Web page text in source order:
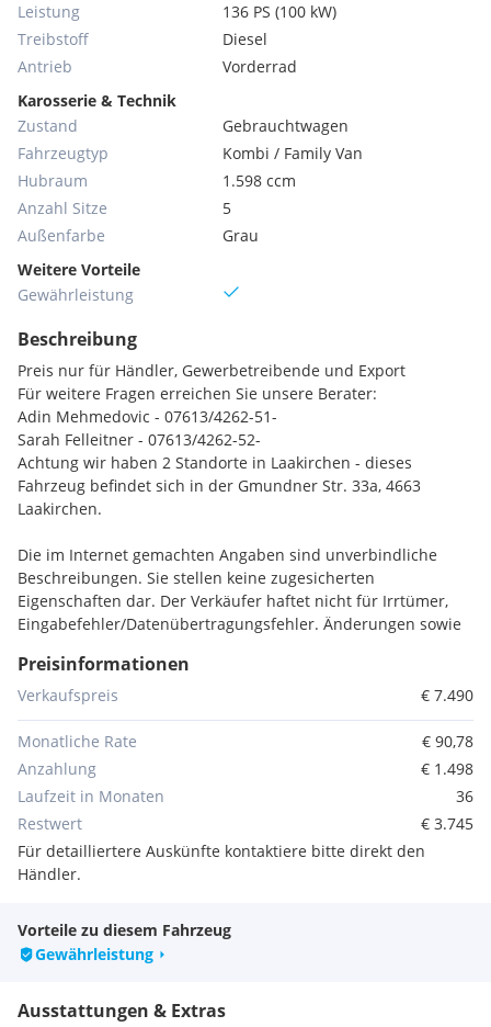
Leistung
136 PS (100 kW)
Treibstoff
Diesel
Antrieb
Vorderrad
Karosserie & Technik
Zustand
Gebrauchtwagen
Fahrzeugtyp
Kombi / Family Van
Hubraum
1.598 ccm
Anzahl Sitze
5
Außenfarbe
Grau
Weitere Vorteile
Gewährleistung
Beschreibung
Preis nur für Händler, Gewerbetreibende und Export
Für weitere Fragen erreichen Sie unsere Berater:
Adin Mehmedovic - 07613/4262-51-
Sarah Felleitner - 07613/4262-52-
Achtung wir haben 2 Standorte in Laakirchen - dieses
Fahrzeug befindet sich in der Gmundner Str. 33a, 4663
Laakirchen.
Die im Internet gemachten Angaben sind unverbindliche
Beschreibungen. Sie stellen keine zugesicherten
Eigenschaften dar. Der Verkäufer haftet nicht für Irrtümer,
Eingabefehler/Datenübertragungsfehler. Änderungen sowie
Extras:
Multifunktionslenkrad
Bluetooth
Tempomat
Leichtmetallfelgen
Traktionskontrolle
Diesel-Partikel-Filter
Klimaautomatik
Antischlupfregelung
Bordcomputer
Lichtsensor
Freisprecheinrichtung
Preisinformationen
Verkaufspreis € 7.490
Monatliche Rate
€ 90,78
Anzahlung
€ 1.498
Laufzeit in Monaten
36
Restwert
€ 3.745
Für detailliertere Auskünfte kontaktiere bitte direkt den
Händler.
Vorteile zu diesem Fahrzeug
Gewährleistung
Ausstattungen & Extras